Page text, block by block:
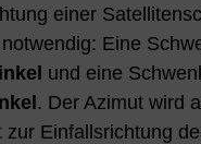
einer
Eine
und eine
. Der Azimut wird
zur Einfallsrichtung